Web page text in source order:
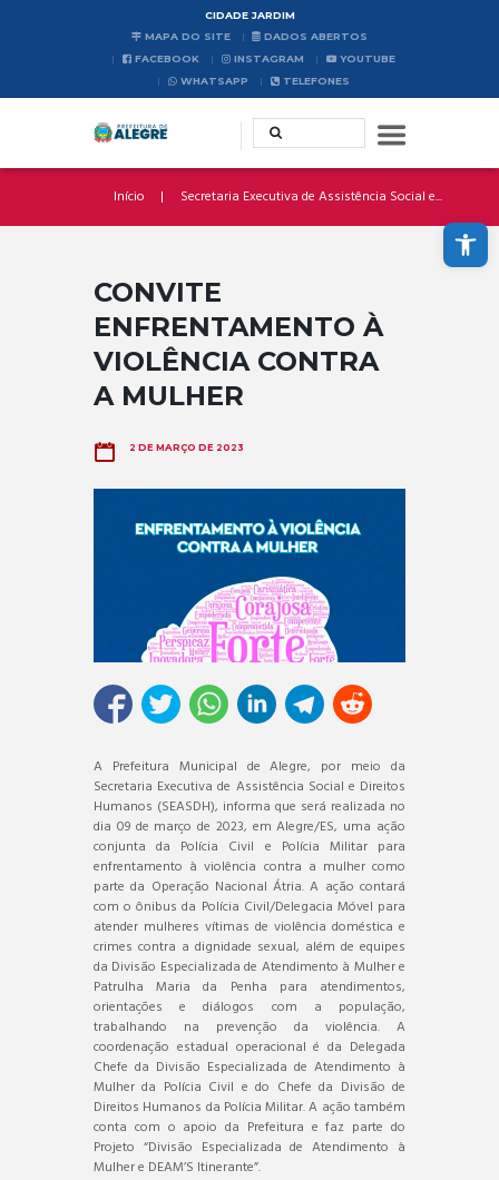
Abrir a barra de ferramentas
CIDADE JARDIM
MAPA DO SITE
DADOS ABERTOS
FACEBOOK
INSTAGRAM
YOUTUBE
WHATSAPP
TELEFONES
Início Secretaria Executiva de Assistência Social e...
CONVITE
ENFRENTAMENTO À
VIOLÊNCIA CONTRA
A MULHER
2 DE MARÇO DE 2023
A Prefeitura Municipal de Alegre, por meio da
Secretaria Executiva de Assistência Social e Direitos
Humanos (SEASDH), informa que será realizada no
dia 09 de março de 2023, em Alegre/ES, uma ação
conjunta da Polícia Civil e Polícia Militar para
enfrentamento à violência contra a mulher como
parte da Operação Nacional Átria. A ação contará
com o ônibus da Polícia Civil/Delegacia Móvel para
atender mulheres vítimas de violência doméstica e
crimes contra a dignidade sexual, além de equipes
da Divisão Especializada de Atendimento à Mulher e
Patrulha Maria da Penha para atendimentos,
orientações e diálogos com a população,
trabalhando na prevenção da violência. A
coordenação estadual operacional é da Delegada
Chefe da Divisão Especializada de Atendimento à
Mulher da Polícia Civil e do Chefe da Divisão de
Direitos Humanos da Polícia Militar. A ação também
conta com o apoio da Prefeitura e faz parte do
Projeto “Divisão Especializada de Atendimento à
Mulher e DEAM’S Itinerante”.